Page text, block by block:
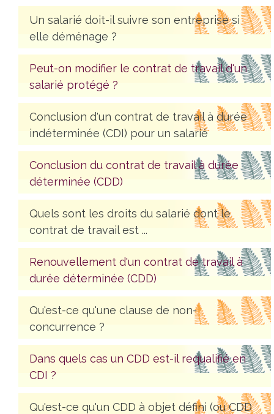
Un salarié doit-il suivre son entreprise si
elle déménage ?
Peut-on modifier le contrat de travail d'un
salarié protégé ?
Conclusion d'un contrat de travail à durée
indéterminée (CDI) pour un salarié
Conclusion du contrat de travail à durée
déterminée (CDD)
Quels sont les droits du salarié dont le
contrat de travail est ...
Renouvellement d'un contrat de travail à
durée déterminée (CDD)
Qu'est-ce qu'une clause de non-
concurrence ?
Dans quels cas un CDD est-il requalifié en
CDI ?
Qu'est-ce qu'un CDD à objet défini (ou CDD